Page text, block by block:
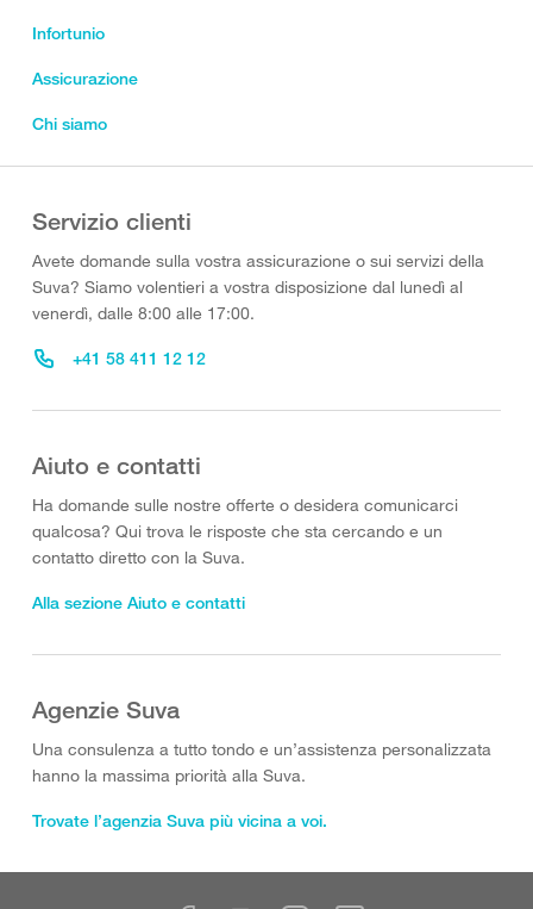
Infortunio
Assicurazione
Chi siamo
Servizio clienti
Avete domande sulla vostra assicurazione o sui servizi della
Suva? Siamo volentieri a vostra disposizione dal lunedì al
venerdì, dalle 8:00 alle 17:00.
+41 58 411 12 12
Aiuto e contatti
Ha domande sulle nostre offerte o desidera comunicarci
qualcosa? Qui trova le risposte che sta cercando e un
contatto diretto con la Suva.
Alla sezione Aiuto e contatti
Agenzie Suva
Una consulenza a tutto tondo e un’assistenza personalizzata
hanno la massima priorità alla Suva.
Trovate l’agenzia Suva più vicina a voi.